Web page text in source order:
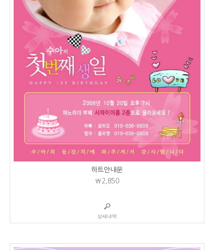
하트안내문
₩2,850
상세내역